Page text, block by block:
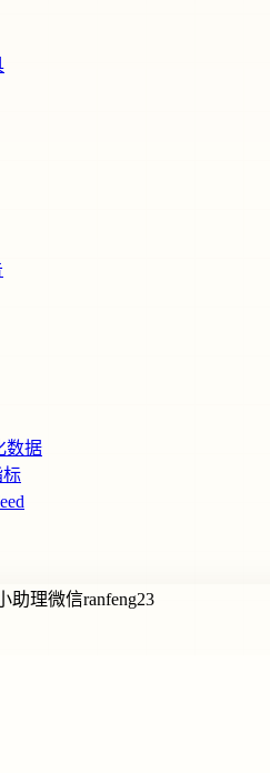
数据
标
助理微信ranfeng23